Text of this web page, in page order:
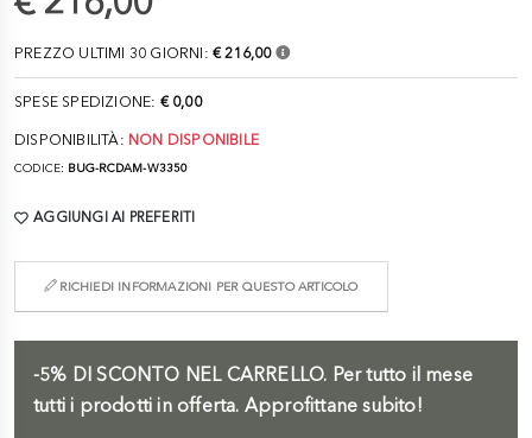
PREZZO ULTIMI 30 GIORNI: € 216,00
SPESE SPEDIZIONE: € 0,00
DISPONIBILITÀ: NON DISPONIBILE
CODICE: BUG-RCDAM-W3350
AGGIUNGI AI PREFERITI
RICHIEDI INFORMAZIONI PER QUESTO ARTICOLO
-5% DI SCONTO NEL CARRELLO. Per tutto il mese
tutti i prodotti in offerta. Approfittane subito!